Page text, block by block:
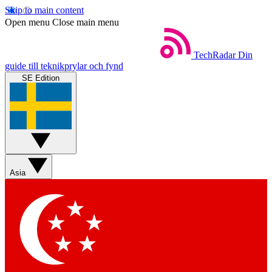
Skip to main content
Open menu Close main menu
TechRadar Din
guide till teknikprylar och fynd
SE Edition
Asia